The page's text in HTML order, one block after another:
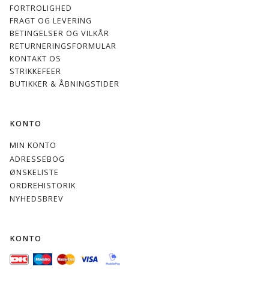
FORTROLIGHED
FRAGT OG LEVERING
BETINGELSER OG VILKÅR
RETURNERINGSFORMULAR
KONTAKT OS
STRIKKEFEER
BUTIKKER & ÅBNINGSTIDER
KONTO
MIN KONTO
ADRESSEBOG
ØNSKELISTE
ORDREHISTORIK
NYHEDSBREV
KONTO